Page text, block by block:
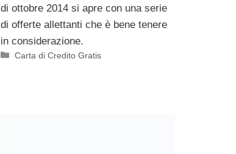
di ottobre 2014 si apre con una serie
di offerte allettanti che è bene tenere
in considerazione.
Categorie
Carta di Credito Gratis